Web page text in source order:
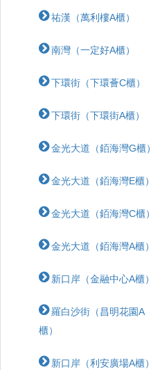
祐漢（萬利樓A櫃）
南灣（一定好A櫃）
下環街（下環薈C櫃）
下環街（下環街A櫃）
金光大道（銆海灣G櫃）
金光大道（銆海灣E櫃）
金光大道（銆海灣C櫃）
金光大道（銆海灣A櫃）
新口岸（金融中心A櫃）
羅白沙街（昌明花園A
櫃）
新口岸（利安廣場A櫃）